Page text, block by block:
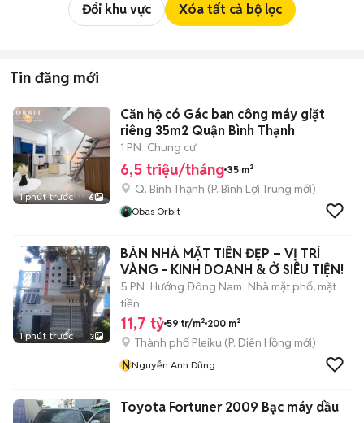
Đổi khu vực Xóa tất cả bộ lọc
Tin đăng mới
1 phút trước 6
Căn hộ có Gác ban công máy giặt
riêng 35m2 Quận Bình Thạnh
1 PN Chung cư
6,5 triệu/tháng 35 m²
Q. Bình Thạnh (P. Bình Lợi Trung mới)
Obas Orbit
1 phút trước 3
BÁN NHÀ MẶT TIỀN ĐẸP – VỊ TRÍ
VÀNG - KINH DOANH & Ở SIÊU TIỆN!
5 PN Hướng Đông Nam Nhà mặt phố, mặt
tiền
11,7 tỷ 59 tr/m² 200 m²
Thành phố Pleiku (P. Diên Hồng mới)
NNguyễn Anh Dũng
Toyota Fortuner 2009 Bạc máy dầu